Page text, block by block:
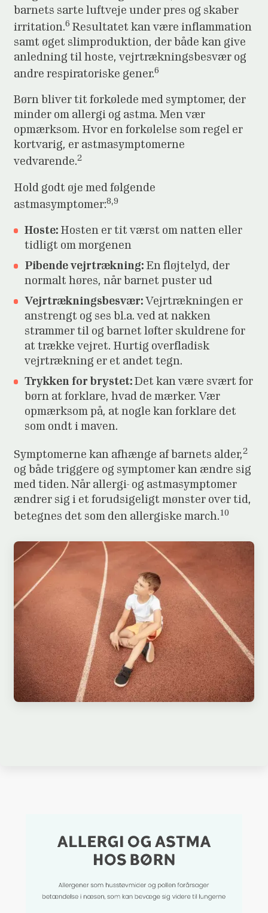
barnets sarte luftveje under pres og skaber
irritation.6 Resultatet kan være inflammation
samt øget slimproduktion, der både kan give
anledning til hoste, vejrtrækningsbesvær og
andre respiratoriske gener.6
Børn bliver tit forkølede med symptomer, der
minder om allergi og astma. Men vær
opmærksom. Hvor en forkølelse som regel er
kortvarig, er astmasymptomerne
vedvarende.2
Hold godt øje med følgende
astmasymptomer:8,9
Hoste: Hosten er tit værst om natten eller
tidligt om morgenen
Pibende vejrtrækning: En fløjtelyd, der
normalt høres, når barnet puster ud
Vejrtrækningsbesvær:Vejrtrækningen er
anstrengt og ses bl.a. ved at nakken
strammer til og barnet løfter skuldrene for
at trække vejret. Hurtig overfladisk
vejrtrækning er et andet tegn.
Trykken for brystet:Det kan være svært for
børn at forklare, hvad de mærker. Vær
opmærksom på, at nogle kan forklare det
som ondt i maven.
Symptomerne kan afhænge af barnets alder,2
og både triggere og symptomer kan ændre sig
med tiden. Når allergi- og astmasymptomer
ændrer sig i et forudsigeligt mønster over tid,
betegnes det som den allergiske march.10